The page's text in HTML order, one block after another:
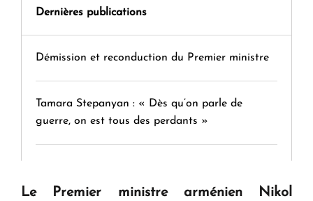
Dernières publications
Démission et reconduction du Premier ministre
Tamara Stepanyan : « Dès qu’on parle de
guerre, on est tous des perdants »
question d'un référendum ne se pose pas. "
Le Premier ministre arménien Nikol